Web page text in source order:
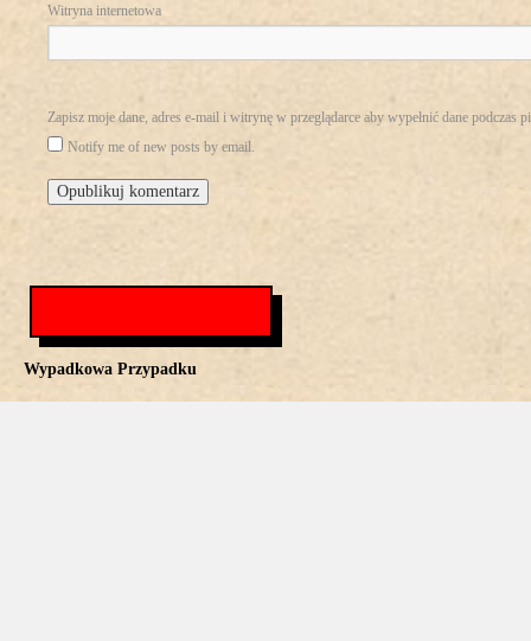
Witryna internetowa
Zapisz moje dane, adres e-mail i witrynę w przeglądarce aby wypełnić dane podczas
Notify me of new posts by email.
Wypadkowa Przypadku